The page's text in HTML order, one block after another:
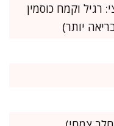
רגיל וקמח כוסמין
יותר)